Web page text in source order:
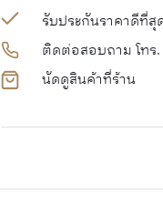
รับประกันราคาดีที่สุ
ติดต่อสอบถาม โทร
นัดดูสินค้าที่ร้าน